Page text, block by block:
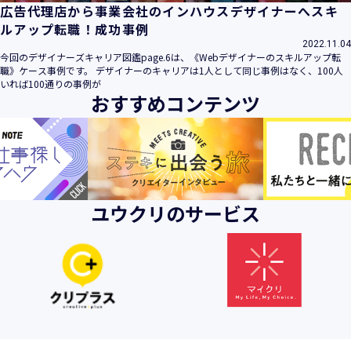
広告代理店から事業会社のインハウスデザイナーへスキ
ルアップ転職！成功事例
2022.11.04
今回のデザイナーズキャリア図鑑page.6は、《Webデザイナーのスキルアップ転
職》ケース事例です。 デザイナーのキャリアは1人として同じ事例はなく、100人
いれば100通りの事例が
おすすめコンテンツ
ユウクリのサービス